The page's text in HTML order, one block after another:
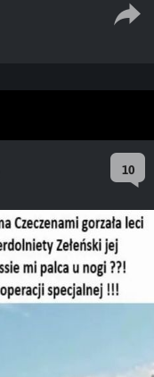
10